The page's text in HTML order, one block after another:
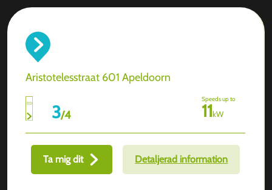
Aristotelesstraat 601 Apeldoorn
3/4
Speeds up to
11kW
Ta mig dit Detaljerad information